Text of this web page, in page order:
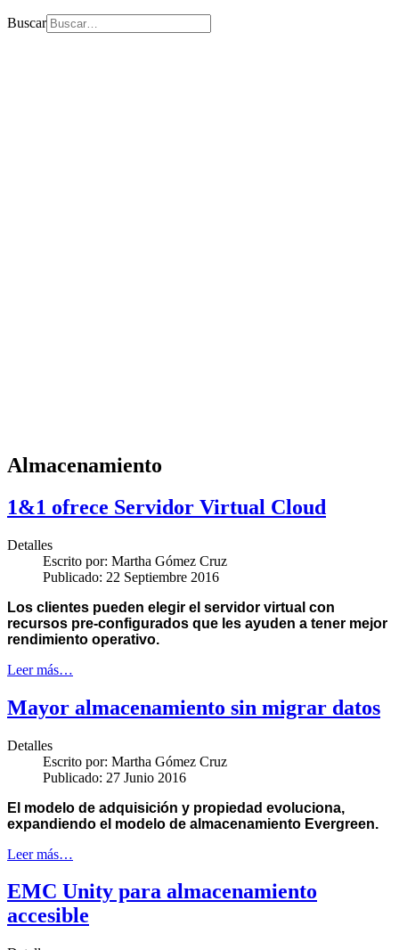
Buscar
Almacenamiento
1&1 ofrece Servidor Virtual Cloud
Detalles
Escrito por: Martha Gómez Cruz
Publicado: 22 Septiembre 2016
Los clientes pueden elegir el servidor virtual con
recursos pre-configurados que les ayuden a tener mejor
rendimiento operativo.
Leer más…
Mayor almacenamiento sin migrar datos
Detalles
Escrito por: Martha Gómez Cruz
Publicado: 27 Junio 2016
El modelo de adquisición y propiedad evoluciona,
expandiendo el modelo de almacenamiento Evergreen.
Leer más…
EMC Unity para almacenamiento
accesible